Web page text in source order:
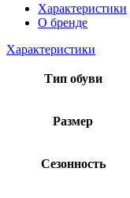
Характеристики
О бренде
Характеристики
Тип обуви
Размер
Сезонность